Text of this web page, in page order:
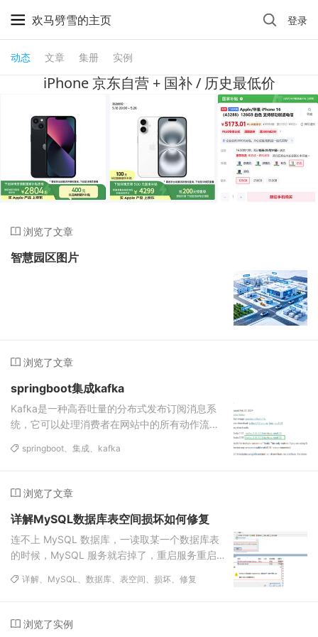
欢马劈雪的主页 登录
动态 文章 集册 实例
iPhone 京东自营 + 国补 / 历史最低价
浏览了文章
智慧园区图片
浏览了文章
springboot集成kafka
Kafka是一种高吞吐量的分布式发布订阅消息系
统，它可以处理消费者在网站中的所有动作流数
springboot、 集成、 kafka
浏览了文章
详解MySQL数据库表空间损坏如何修复
连不上 MySQL 数据库，一读取某一个数据库表
的时候，MySQL 服务就宕掉了，重启服务重启
详解、 MySQL、 数据库、 表空间、 损坏、 修复
浏览了实例